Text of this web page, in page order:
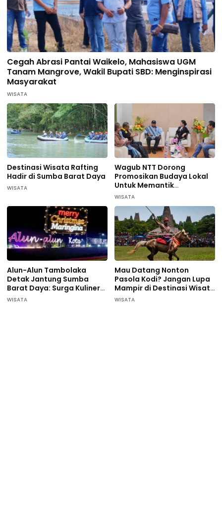
Cegah Abrasi Pantai Waikelo, Mahasiswa UGM
Tanam Mangrove, Wakil Bupati SBD: Menginspirasi
Masyarakat
WISATA
Destinasi Wisata Rafting
Hadir di Sumba Barat Daya
WISATA
Wagub NTT Dorong
Promosikan Budaya Lokal
Untuk Memantik
Wisatawan Datang di
WISATA
Alun-Alun Tambolaka
Detak Jantung Sumba
Barat Daya: Surga Kuliner
Pelaku UMKM
WISATA
Mau Datang Nonton
Pasola Kodi? Jangan Lupa
Mampir di Destinasi Wisata
ini…
WISATA